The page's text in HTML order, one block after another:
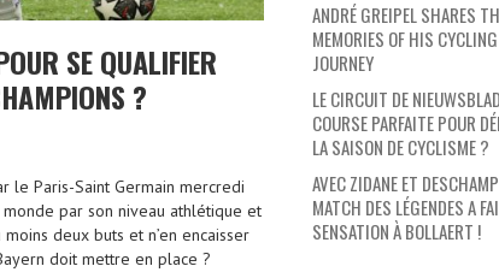
SE QUALIFIER
?
le Paris-Saint Germain mercredi
par son niveau athlétique et
deux buts et n’en encaisser
doit mettre en place ?
ANDRÉ GREIPEL SHARES
MEMORIES OF HIS CYCLING
JOURNEY
LE CIRCUIT DE
COURSE PARFAITE POUR
LA SAISON DE CYCLISME ?
AVEC ZIDANE ET
MATCH DES LÉGENDES A
SENSATION À BOLLAERT !